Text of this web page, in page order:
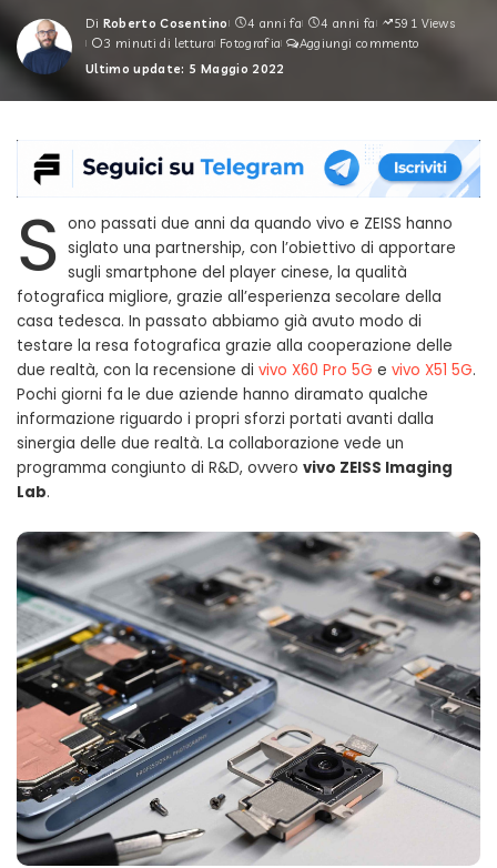
Posted
by
Di Roberto Cosentino 4 anni fa 4 anni fa
591 Views
3 minuti di lettura Fotografia
Aggiungi commento
Ultimo update: 5 Maggio 2022
S ono passati due anni da quando vivo e ZEISS hanno
siglato una partnership, con l’obiettivo di apportare
sugli smartphone del player cinese, la qualità
fotografica migliore, grazie all’esperienza secolare della
casa tedesca. In passato abbiamo già avuto modo di
testare la resa fotografica grazie alla cooperazione delle
due realtà, con la recensione di vivo X60 Pro 5G e vivo X51 5G.
Pochi giorni fa le due aziende hanno diramato qualche
informazione riguardo i propri sforzi portati avanti dalla
sinergia delle due realtà. La collaborazione vede un
programma congiunto di R&D, ovvero vivo ZEISS Imaging
Lab.